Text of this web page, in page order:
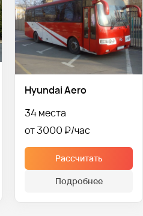
Hyundai Aero
34 места
от 3000 ₽
Рассчитать
Подробнее